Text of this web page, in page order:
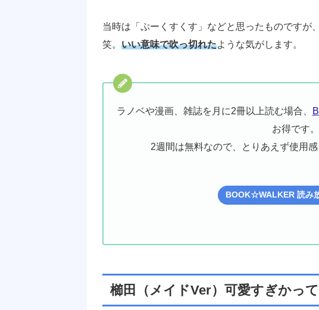
当時は「ぷーくすくす」などと思ったものですが
笑。 いい意味で吹っ切れたような気がします。
ラノベや漫画、雑誌を月に2冊以上読む場合、
お得です。
2週間は無料なので、とりあえず使用
BOOK☆WALKER 読み
櫛田（メイドVer）可愛すぎかっ